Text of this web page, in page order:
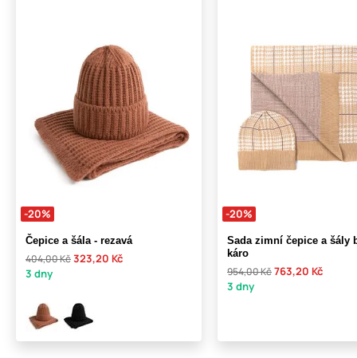
-20%
Čepice a šála - rezavá
404,00 Kč323,20 Kč
3 dny
-20%
Sada zimní čepice a šály
káro
954,00 Kč763,20 Kč
3 dny